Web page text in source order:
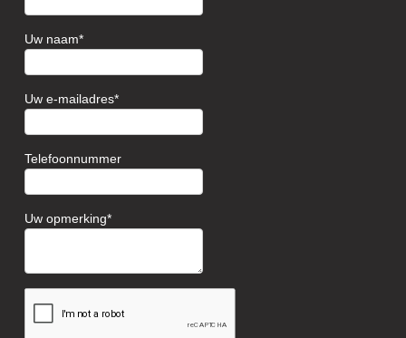
Uw naam
Uw e-mailadres
Telefoonnummer
Uw opmerking